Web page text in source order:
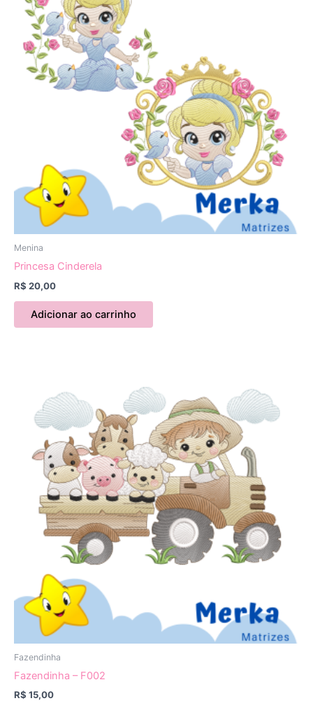
Menina
Princesa Cinderela
R$ 20,00
Adicionar ao carrinho
Fazendinha
Fazendinha – F002
R$ 15,00